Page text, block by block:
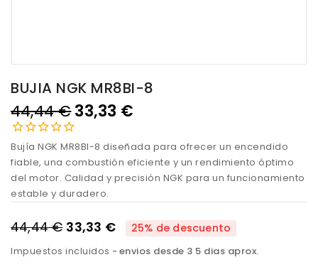
BUJIA NGK MR8BI-8
44,44 €33,33 €
Bujía NGK MR8BI-8 diseñada para ofrecer un encendido
fiable, una combustión eficiente y un rendimiento óptimo
del motor. Calidad y precisión NGK para un funcionamiento
estable y duradero.
44,44 € 33,33 € 25% de descuento
Impuestos incluidos envios desde 3 5 dias aprox.